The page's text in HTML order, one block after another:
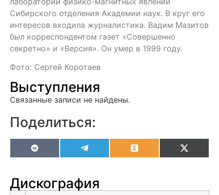
Сибирского отделения Академии наук. В круг его
интересов входила журналистика. Вадим Мазитов
был корреспондентом газет «Совершенно
секретно» и «Версия». Он умер в 1999 году.
Фото: Сергей Коротаев
Выступления
Связанные записи не найдены.
Поделиться:
VK OdnoklassnikiX
Дискография